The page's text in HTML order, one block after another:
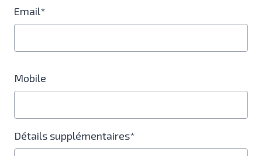
Email*
Mobile
Détails supplémentaires*